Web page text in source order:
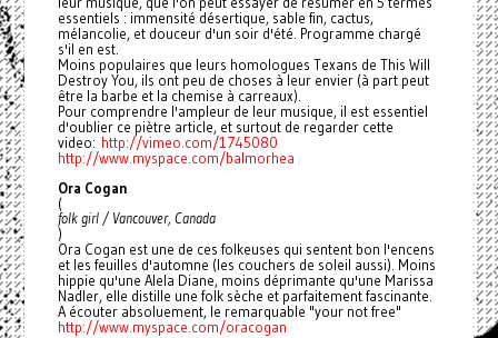
essentiels : immensité désertique, sable fin, cactus,
mélancolie, et douceur d'un soir d'été. Programme chargé
s'il en est.
Moins populaires que leurs homologues Texans de This Will
Destroy You, ils ont peu de choses à leur envier (à part peut
être la barbe et la chemise à carreaux).
Pour comprendre l'ampleur de leur musique, il est essentiel
d'oublier ce piètre article, et surtout de regarder cette
video: http://vimeo.com/1745080
http://www.myspace.com/balmorhea
Ora Cogan
(
folk girl / Vancouver, Canada
)
Ora Cogan est une de ces folkeuses qui sentent bon l'encens
et les feuilles d'automne (les couchers de soleil aussi). Moins
hippie qu'une Alela Diane, moins déprimante qu'une Marissa
Nadler, elle distille une folk sèche et parfaitement fascinante.
A écouter absoluement, le remarquable "your not free"
http://www.myspace.com/oracogan